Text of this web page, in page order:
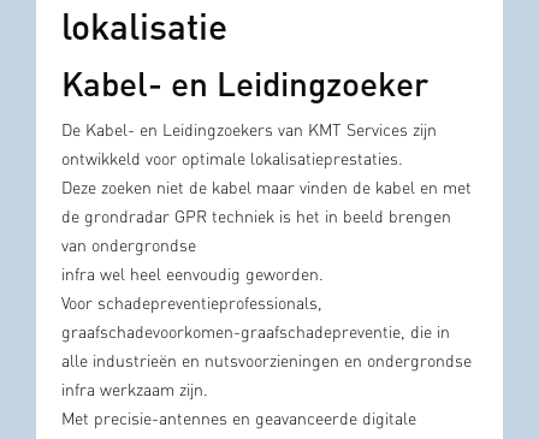
lokalisatie
Kabel- en Leidingzoeker
De Kabel- en Leidingzoekers van KMT Services zijn
ontwikkeld voor optimale lokalisatieprestaties.
Deze zoeken niet de kabel maar vinden de kabel en met
de grondradar GPR techniek is het in beeld brengen
van ondergrondse
infra wel heel eenvoudig geworden.
Voor schadepreventieprofessionals,
graafschadevoorkomen-graafschadepreventie, die in
alle industrieën en nutsvoorzieningen en ondergrondse
infra werkzaam zijn.
Met precisie-antennes en geavanceerde digitale